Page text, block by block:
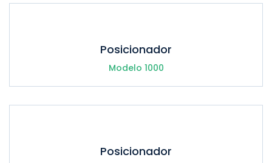
Posicionador
Modelo 1000
Posicionador